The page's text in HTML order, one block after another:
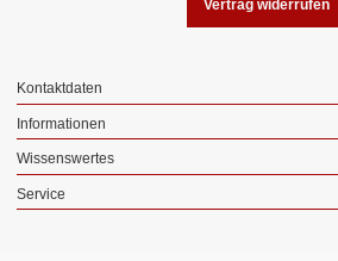
Vertrag widerrufen
Kontaktdaten
Informationen
Wissenswertes
Service